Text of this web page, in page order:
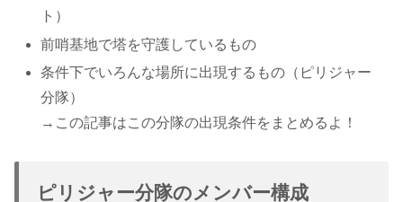
ト）
前哨基地で塔を守護しているもの
条件下でいろんな場所に出現するもの（ピリジャー
分隊）
→この記事はこの分隊の出現条件をまとめるよ！
ピリジャー分隊のメンバー構成